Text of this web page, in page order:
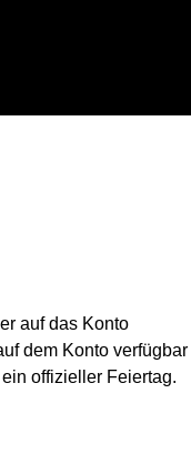
auf das Konto
dem Konto verfügbar
offizieller Feiertag.